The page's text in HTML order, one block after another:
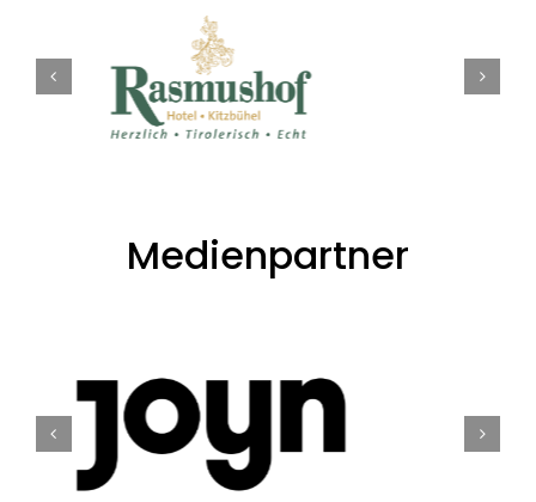
Medienpartner